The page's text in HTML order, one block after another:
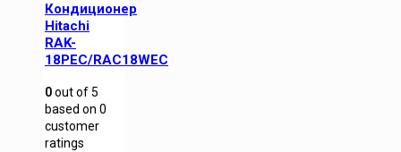
Кондиционер
Hitachi
RAK-
18PEC/RAC18WEC
0out of5
based on 0
customer
ratings